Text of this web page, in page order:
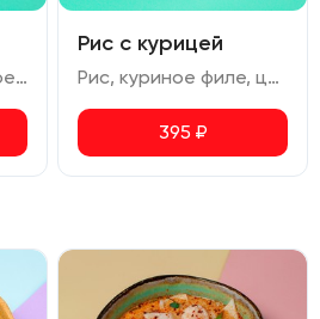
Лапша удон, куриное филе, морковь, болгарский перец, цукини, пекинская капуста, лук зеленый.
Рис с курицей
Рис, куриное филе, цукини, перец болгарский, пекинская капуста, лайм, соус карри, лук зеленый
395 ₽